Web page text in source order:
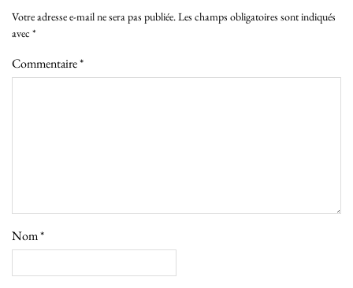
Votre adresse e-mail ne sera pas publiée.Les champs obligatoires sont indiqués
avec *
Commentaire*
Nom*